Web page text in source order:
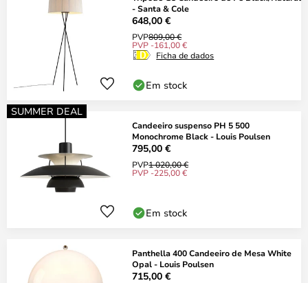
- Santa & Cole
648,00 €
PVP809,00 €
PVP -161,00 €
Ficha de dados
Em stock
SUMMER DEAL
Candeeiro suspenso PH 5 500
Monochrome Black - Louis Poulsen
795,00 €
PVP1 020,00 €
PVP -225,00 €
Em stock
Panthella 400 Candeeiro de Mesa White
Opal - Louis Poulsen
715,00 €